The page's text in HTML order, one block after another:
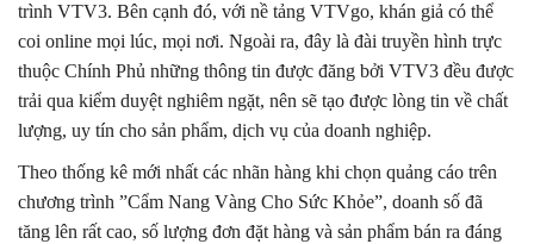
trình VTV3. Bên cạnh đó, với nề tảng VTVgo, khán giả có thể
coi online mọi lúc, mọi nơi. Ngoài ra, đây là đài truyền hình trực
thuộc Chính Phủ những thông tin được đăng bởi VTV3 đều được
trải qua kiểm duyệt nghiêm ngặt, nên sẽ tạo được lòng tin về chất
lượng, uy tín cho sản phẩm, dịch vụ của doanh nghiệp.
Theo thống kê mới nhất các nhãn hàng khi chọn quảng cáo trên
chương trình ”Cẩm Nang Vàng Cho Sức Khỏe”, doanh số đã
tăng lên rất cao, số lượng đơn đặt hàng và sản phẩm bán ra đáng